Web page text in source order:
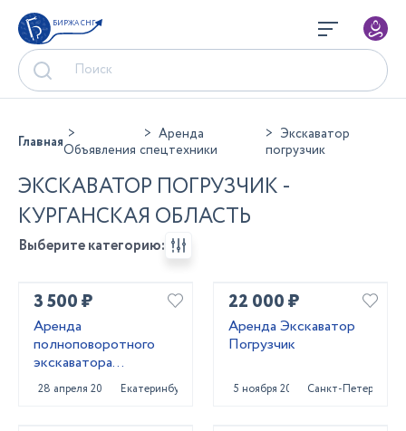
БИРЖА СНГ
ГлавнаяОбъявления
Аренда
спецтехники
Экскаватор
погрузчик
ЭКСКАВАТОР ПОГРУЗЧИК -
КУРГАНСКАЯ ОБЛАСТЬ
Выберите категорию:
3 500 ₽
Аренда
полноповоротного
экскаватора
погрузчика
28 апреля 2025 Екатеринбург
22 000 ₽
Аренда Экскаватор
Погрузчик
5 ноября 2024 Санкт-Петербург